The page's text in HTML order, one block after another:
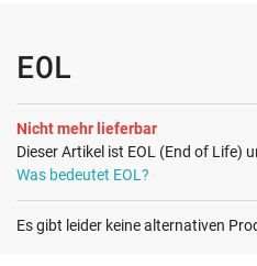
EOL
Nicht mehr lieferbar
Dieser Artikel ist EOL (End of Life)
Was bedeutet EOL?
Es gibt leider keine alternativen